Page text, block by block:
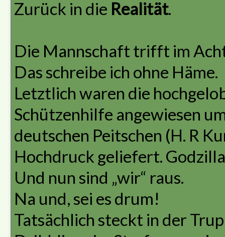
Zurück in die Realität.
Die Mannschaft trifft im
Das schreibe ich ohne Häme.
Letztlich waren die
Schützenhilfe angewiesen
deutschen Peitschen (H. R
Hochdruck geliefert.
Und nun sind „wir“ raus.
Na und, sei es drum!
Tatsächlich steckt in der